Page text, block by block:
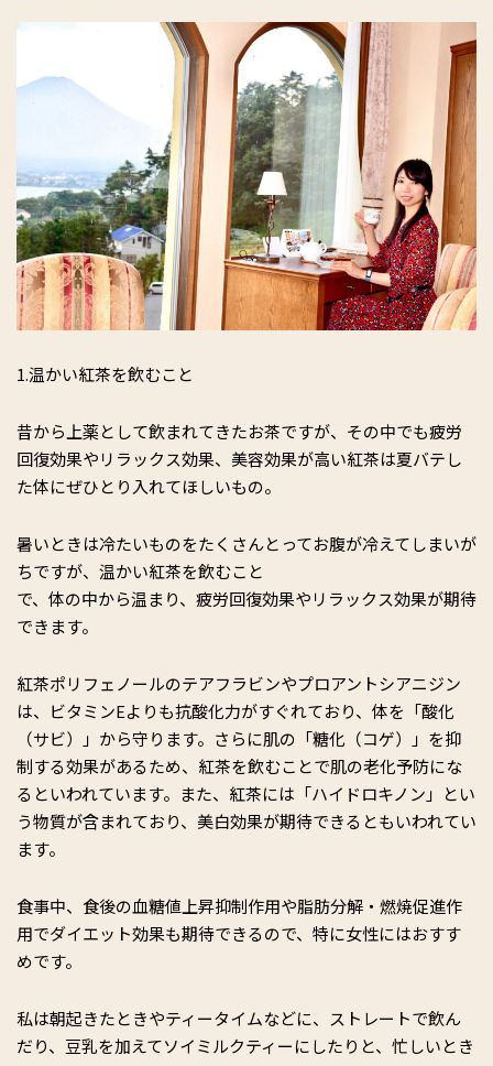
1.温かい紅茶を飲むこと
昔から上薬として飲まれてきたお茶ですが、その中でも疲労
回復効果やリラックス効果、美容効果が高い紅茶は夏バテし
た体にぜひとり入れてほしいもの。
暑いときは冷たいものをたくさんとってお腹が冷えてしまいが
ちですが、温かい紅茶を飲むこと
で、体の中から温まり、疲労回復効果やリラックス効果が期待
できます。
紅茶ポリフェノールのテアフラビンやプロアントシアニジン
は、ビタミンEよりも抗酸化力がすぐれており、体を「酸化
（サビ）」から守ります。さらに肌の「糖化（コゲ）」を抑
制する効果があるため、紅茶を飲むことで肌の老化予防にな
るといわれています。また、紅茶には「ハイドロキノン」とい
う物質が含まれており、美白効果が期待できるともいわれてい
ます。
食事中、食後の血糖値上昇抑制作用や脂肪分解・燃焼促進作
用でダイエット効果も期待できるので、特に女性にはおすす
めです。
私は朝起きたときやティータイムなどに、ストレートで飲ん
だり、豆乳を加えてソイミルクティーにしたりと、忙しいとき